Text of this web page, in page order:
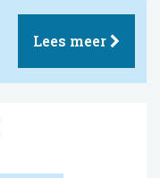
Lees meer